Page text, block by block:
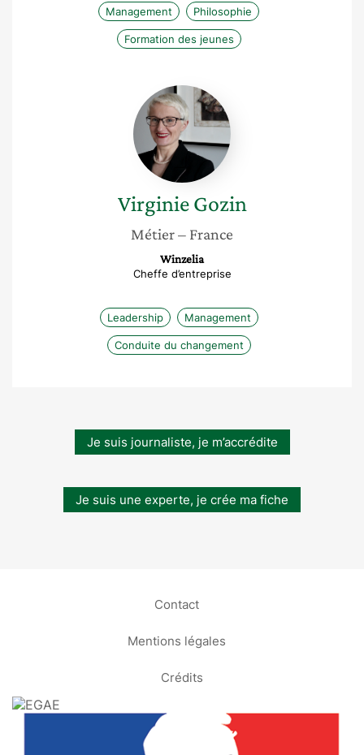
Management Philosophie
Formation des jeunes
Virginie
Gozin
Virginie Gozin
Métier– France
Winzelia
Cheffe d’entreprise
Leadership Management
Conduite du changement
Je suis journaliste, je m’accrédite
Je suis une experte, je crée ma fiche
Contact
Mentions légales
Crédits